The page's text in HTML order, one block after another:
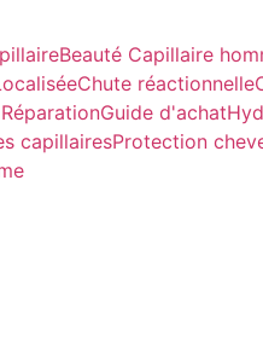
Beauté Capillaire
Chute réactionnelle
Guide d'achat
capillairesProtection